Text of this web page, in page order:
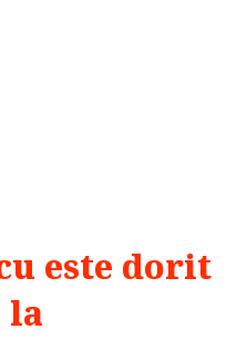
este dorit
la